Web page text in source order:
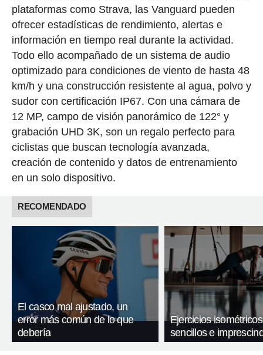
plataformas como Strava, las Vanguard pueden
ofrecer estadísticas de rendimiento, alertas e
información en tiempo real durante la actividad.
Todo ello acompañado de un sistema de audio
optimizado para condiciones de viento de hasta 48
km/h y una construcción resistente al agua, polvo y
sudor con certificación IP67. Con una cámara de
12 MP, campo de visión panorámico de 122° y
grabación UHD 3K, son un regalo perfecto para
ciclistas que buscan tecnología avanzada,
creación de contenido y datos de entrenamiento
en un solo dispositivo.
RECOMENDADO
El casco mal ajustado, un
error más común de lo que
debería
Ejercicios
sencillos e